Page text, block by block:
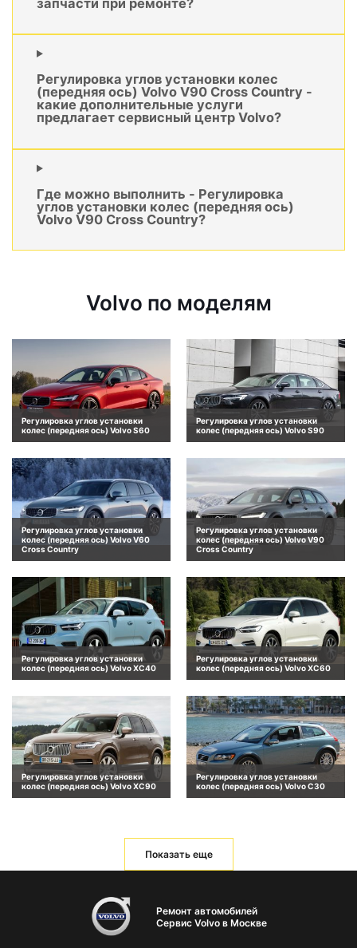
Регулировка углов установки колес
(передняя ось) Volvo V90 Cross Country -
какие дополнительные услуги
предлагает сервисный центр Volvo?
Где можно выполнить - Регулировка
углов установки колес (передняя ось)
Volvo V90 Cross Country?
Volvo по моделям
Регулировка углов установки
колес (передняя ось) Volvo S60
Регулировка углов установки
колес (передняя ось) Volvo S90
Регулировка углов установки
колес (передняя ось) Volvo V60
Cross Country
Регулировка углов установки
колес (передняя ось) Volvo V90
Cross Country
Регулировка углов установки
колес (передняя ось) Volvo XC40
Регулировка углов установки
колес (передняя ось) Volvo XC60
Регулировка углов установки
колес (передняя ось) Volvo XC90
Регулировка углов установки
колес (передняя ось) Volvo C30
Показать еще
Ремонт автомобилей
Сервис Volvo в Москве